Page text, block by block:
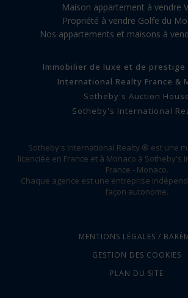
Maison appartement à vendre
Propriété à vendre Golfe du
Nos appartements et maisons à
Immobilier de luxe et de prestige
International Realty France &
Sotheby's Auction
Sotheby's International
Sotheby's International Realty ® est une
licenciée en France et à Monaco à Sotheby's
France - Monaco.
Chaque agence est une entreprise
façon autonome.
MENTIONS LÉGALES /
GESTION DES COOKIES
PLAN DU SITE